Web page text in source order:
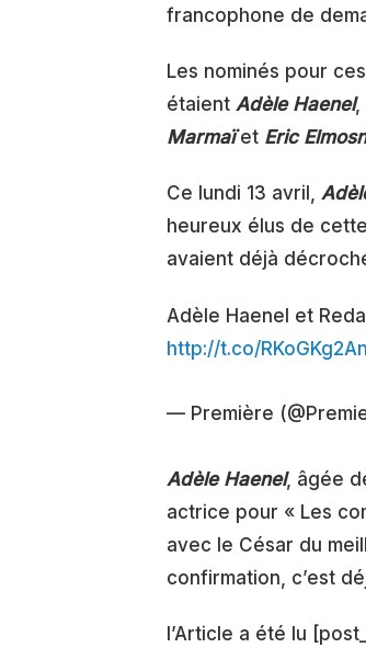
francophone de
Les nominés pour
étaient Adèle Haenel,
Marmaïet Eric
Ce lundi 13 avril,
heureux élus de
avaient déjà
Adèle Haenel et
http://t.co/
— Première
Adèle Haenel, âgée
actrice pour « Les
avec le César du
confirmation, c’est
l’Article a été lu